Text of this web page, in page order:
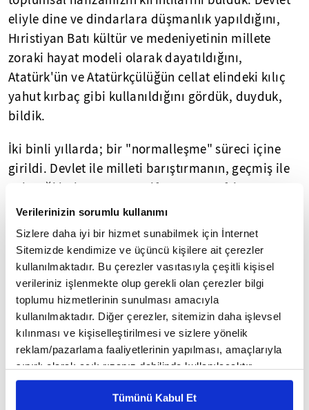
Verilerinizin sorumlu kullanımı
Sizlere daha iyi bir hizmet sunabilmek için İnternet
Sitemizde kendimize ve üçüncü kişilere ait çerezler
kullanılmaktadır. Bu çerezler vasıtasıyla çeşitli kişisel
verileriniz işlenmekte olup gerekli olan çerezler bilgi
toplumu hizmetlerinin sunulması amacıyla
kullanılmaktadır. Diğer çerezler, sitemizin daha işlevsel
kılınması ve kişiselleştirilmesi ve sizlere yönelik
reklam/pazarlama faaliyetlerinin yapılması, amaçlarıyla
sınırlı olarak açık rızanız dahilinde kullanılacaktır.
Çerezlere ilişkin tercihlerinizi çerez paneli vasıtasıyla
belirleyebilirsiniz. Çerezlere ilişkin detaylı bilgi için
Tümünü Kabul Et
eliyle dine ve dindarlara düşmanlık yapıldığını,
Hıristiyan Batı kültür ve medeniyetinin millete
zoraki hayat modeli olarak dayatıldığını,
Atatürk'ün ve Atatürkçülüğün cellat elindeki kılıç
yahut kırbaç gibi kullanıldığını gördük, duyduk,
bildik.
İki binli yıllarda; bir "normalleşme" süreci içine
girildi. Devlet ile milleti barıştırmanın, geçmiş ile
geleceği buluşturmanın, ifrattan ve tefritten
kurtularak makulün ve mümkünün zeminini
oluşturmanın mücadelesi verildi.
Pek çok konuda, ciddi mesafeler alınmış olmasına
rağmen; zaman zaman, git-gel tarzı kaymalar ve
kırılmalar yaşıyoruz. Sevincimiz kursağımızda
kalıyor; "Az gittik, uz gittik, dere tepe düz gittik,
altı ay bir güz gittik; bir de dönüp baktık ki, bir
arpa boyu yol gitmişiz" durumları yaşıyoruz.
Yeni öğretim yılının başlamak üzere olduğu